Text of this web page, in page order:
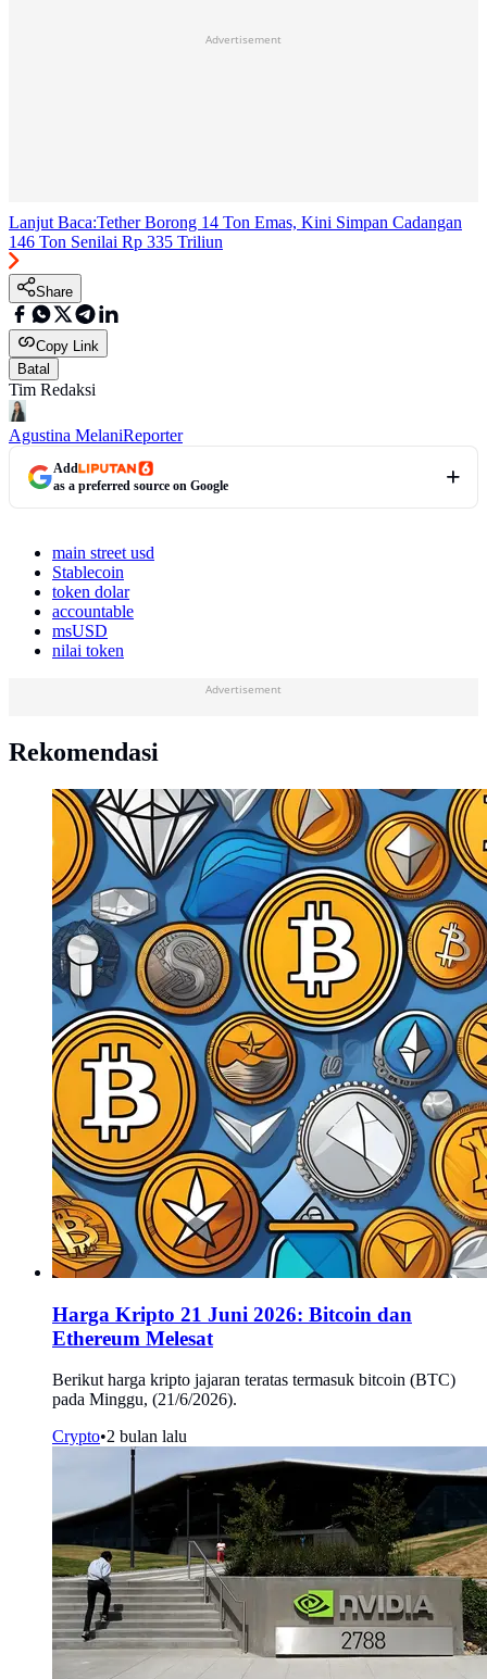
Advertisement
Lanjut Baca:Tether Borong 14 Ton Emas, Kini Simpan Cadangan
146 Ton Senilai Rp 335 Triliun
Share
Copy Link
Batal
Tim Redaksi
Agustina MelaniReporter
Add
as a preferred source on Google
main street usd
Stablecoin
token dolar
accountable
msUSD
nilai token
Advertisement
Rekomendasi
Harga Kripto 21 Juni 2026: Bitcoin dan
Ethereum Melesat
Berikut harga kripto jajaran teratas termasuk bitcoin (BTC)
pada Minggu, (21/6/2026).
Crypto•2 bulan lalu